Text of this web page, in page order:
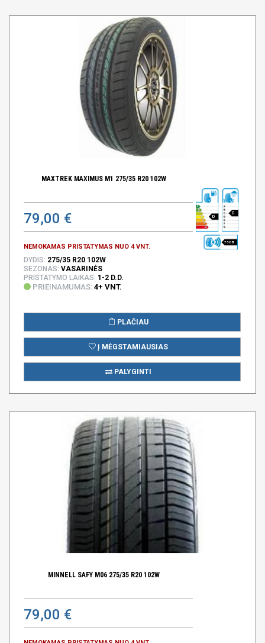
MAXTREK MAXIMUS M1 275/35 R20 102W
79,00 €
NEMOKAMAS PRISTATYMAS NUO 4 VNT.
D
C
73 DB
DYDIS: 275/35 R20 102W
SEZONAS: VASARINĖS
PRISTATYMO LAIKAS: 1-2 D.D.
PRIEINAMUMAS: 4+ VNT.
PLAČIAU
Į MĖGSTAMIAUSIAS
PALYGINTI
MINNELL SAFY M06 275/35 R20 102W
79,00 €